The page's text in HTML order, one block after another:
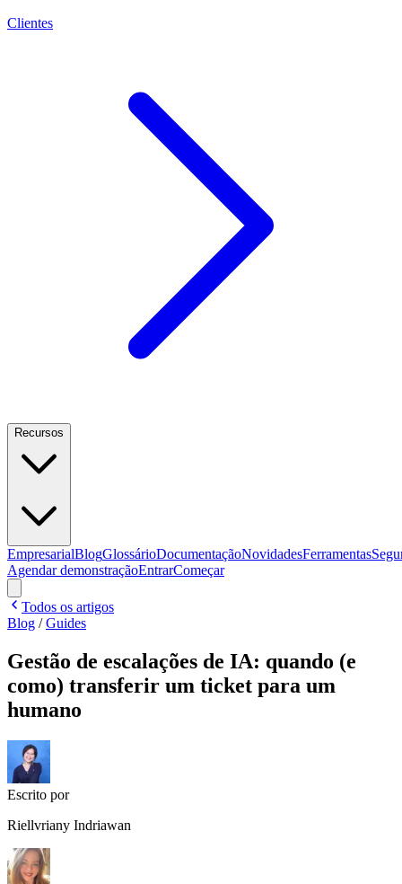
Clientes
Recursos
EmpresarialBlogGlossárioDocumentaçãoNovidadesFerramentas
Agendar demonstraçãoEntrarComeçar
Todos os artigos
Blog /Guides
Gestão de escalações de IA: quando (e
como) transferir um ticket para um
humano
Escrito por
Riellvriany Indriawan